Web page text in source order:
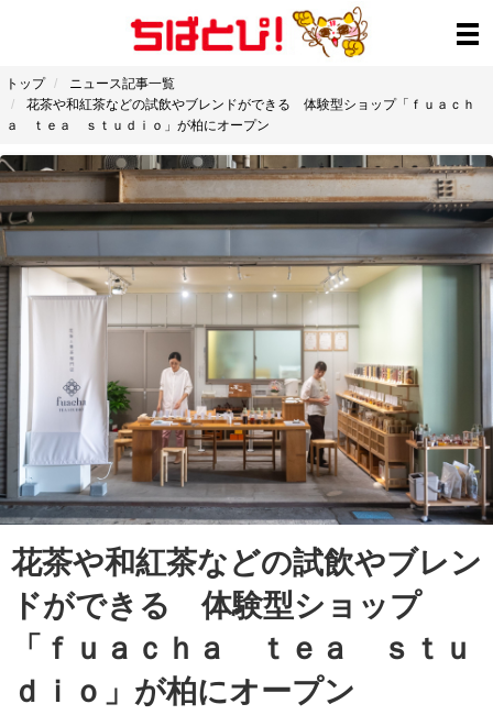
トップ
ニュース記事一覧
花茶や和紅茶などの試飲やブレンドができる 体験型ショップ「ｆｕａｃｈ
ａ ｔｅａ ｓｔｕｄｉｏ」が柏にオープン
花茶や和紅茶などの試飲やブレン
ドができる 体験型ショップ
「ｆｕａｃｈａ ｔｅａ ｓｔｕ
ｄｉｏ」が柏にオープン